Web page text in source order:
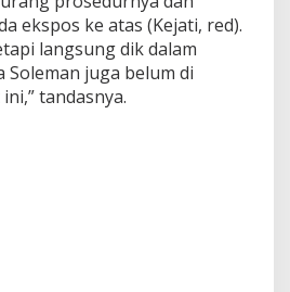
ekspos ke atas (Kejati, red).
langsung dik dalam
Soleman juga belum di
tandasnya.